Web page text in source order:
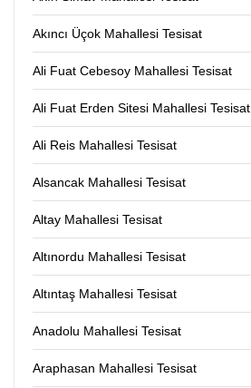
Akıncı Üçok Mahallesi Tesisat
Ali Fuat Cebesoy Mahallesi Tesisat
Ali Fuat Erden Sitesi Mahallesi Tesisat
Ali Reis Mahallesi Tesisat
Alsancak Mahallesi Tesisat
Altay Mahallesi Tesisat
Altınordu Mahallesi Tesisat
Altıntaş Mahallesi Tesisat
Anadolu Mahallesi Tesisat
Araphasan Mahallesi Tesisat